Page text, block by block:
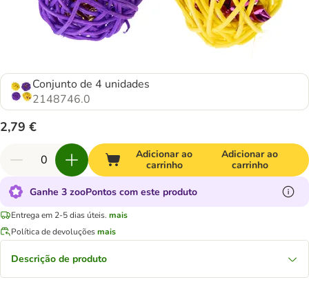
Conjunto de 4 unidades
2148746.0
2,79 €
Adicionar ao
carrinho
Adicionar ao
carrinho
Ganhe 3 zooPontos com este produto
Entrega em 2-5 dias úteis. mais
Política de devoluçõesmais
Descrição de produto